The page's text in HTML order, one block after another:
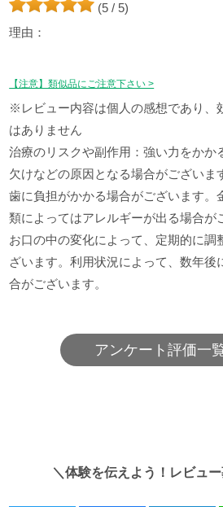
(5 / 5)
理由：
【注意】類似品にご注意下さい >
※レビュー内容は個人の感想であり、
はありません
治療のリスクや副作用：強い力をかか
欠けなどの原因となる場合がございま
歯に負担がかかる場合がございます。
類によってはアレルギーが出る場合が
お口の中の変化によって、定期的に調
ざいます。利用状況によって、数年後
合がございます。
アンケート評価一
＼体験を伝えよう！レビュ